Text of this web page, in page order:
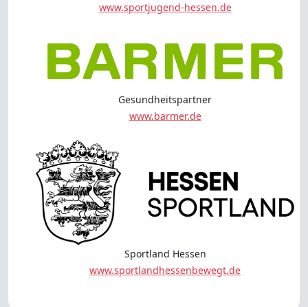
www.sportjugend-hessen.de
Gesundheitspartner
www.barmer.de
Sportland Hessen
www.sportlandhessenbewegt.de